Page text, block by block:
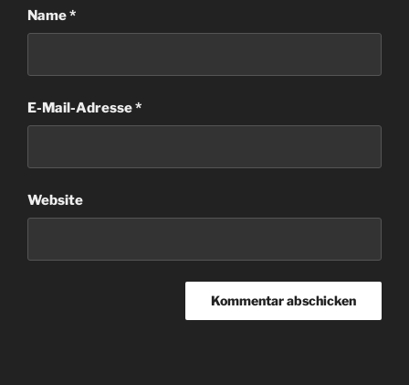
Name*
E-Mail-Adresse*
Website